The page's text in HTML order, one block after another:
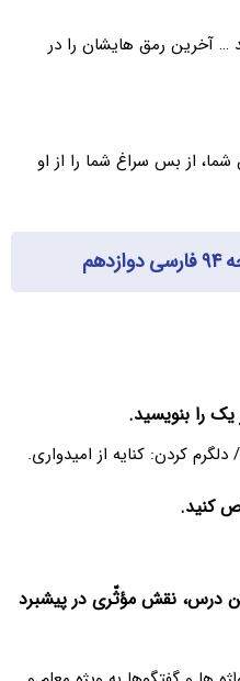
… آخرین رمق هایشان را در
شما، از بس سراغ شما را از او
یک را بنویسید.
کردن: کنایه از امیدواری.
کنید.
درس، نقش مؤثّری در پیشبرد